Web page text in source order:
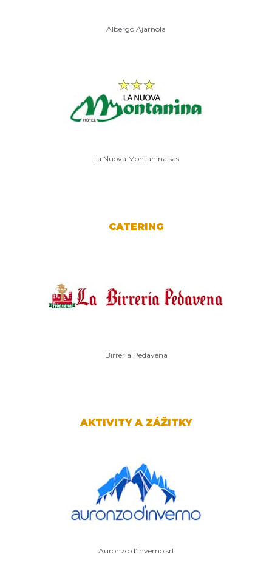
Albergo Ajarnola
La Nuova Montanina sas
CATERING
Birreria Pedavena
AKTIVITY A ZÁŽITKY
Auronzo d’Inverno srl